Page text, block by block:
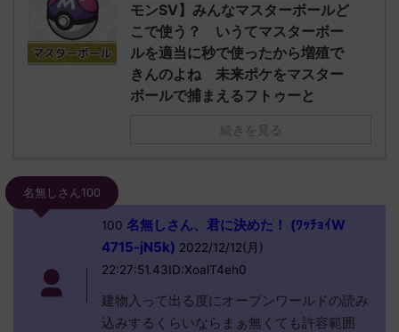
モンSV】みんなマスターボールど
こで使う？ いうてマスターボー
ルを適当に秒で使ったから増殖で
きんのよね 未来ポケをマスター
ボールで捕まえるフトゥーと
続きを見る
名無しさん100
100 名無しさん、君に決めた！ (ﾜｯﾁｮｲW
4715-jN5k) 2022/12/12(月)
22:27:51.43ID:XoalT4eh0
建物入って出る度にオープンワールドの読み
込みするくらいならまぁ無くても許容範囲